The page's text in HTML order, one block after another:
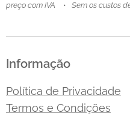
preço com IVA Sem os custos
Informação
Política de Privacidade
Termos e Condições